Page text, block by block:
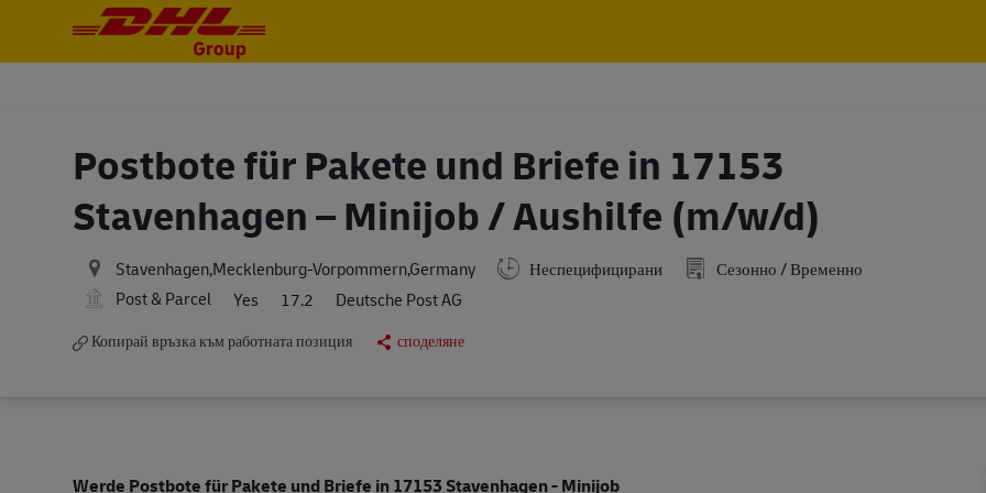
Postbote für Pakete und Briefe in 17153
Stavenhagen – Minijob / Aushilfe (m/w/d)
Stavenhagen,Mecklenburg-Vorpommern,Germany Неспецифицирани
Сезонно / Временно
Post & Parcel
Yes 17.2 Deutsche Post AG
Копирай връзка към работната позиция споделяне
Werde Postbote für Pakete und Briefe in 17153 Stavenhagen - Minijob